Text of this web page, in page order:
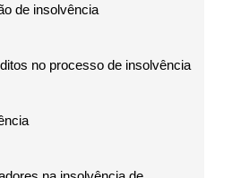
de insolvência
no processo de insolvência